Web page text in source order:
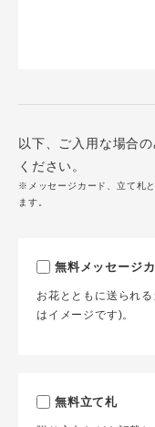
以下、ご入用な場合
ください。
※メッセージカード、立て札
ます。
無料メッセージ
お花とともに送られ
はイメージです)。
無料立て札